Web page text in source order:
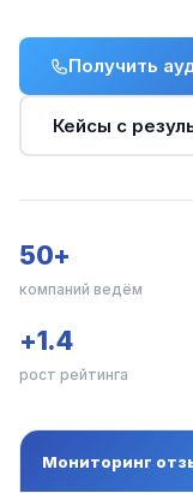
Получить
Кейсы с
50+
компаний ведём
+1.4
рост рейтинга
Мониторинг